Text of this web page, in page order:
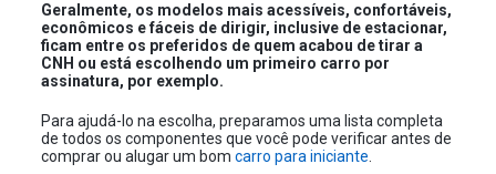
Geralmente, os modelos mais acessíveis, confortáveis,
econômicos e fáceis de dirigir, inclusive de estacionar,
ficam entre os preferidos de quem acabou de tirar a
CNH ou está escolhendo um primeiro carro por
assinatura, por exemplo.
Para ajudá-lo na escolha, preparamos uma lista completa
de todos os componentes que você pode verificar antes de
comprar ou alugar um bomcarro para iniciante